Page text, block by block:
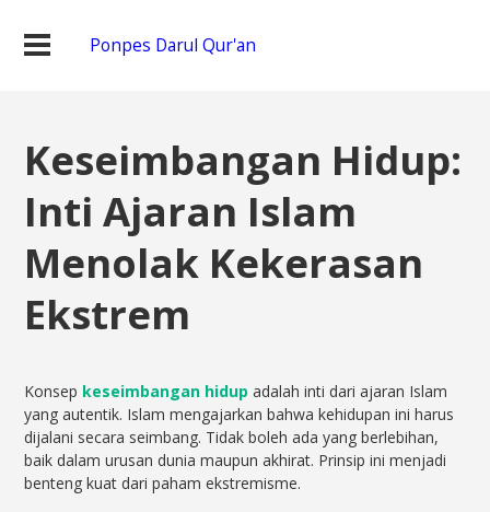
Ponpes Darul Qur'an
Keseimbangan Hidup:
Inti Ajaran Islam
Menolak Kekerasan
Ekstrem
Konsep keseimbangan hidup adalah inti dari ajaran Islam
yang autentik. Islam mengajarkan bahwa kehidupan ini harus
dijalani secara seimbang. Tidak boleh ada yang berlebihan,
baik dalam urusan dunia maupun akhirat. Prinsip ini menjadi
benteng kuat dari paham ekstremisme.